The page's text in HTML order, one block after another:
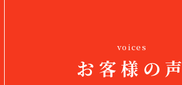
voices
お客様の声